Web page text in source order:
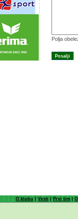
Polja
O klubu |Vesti | Prvi tim |